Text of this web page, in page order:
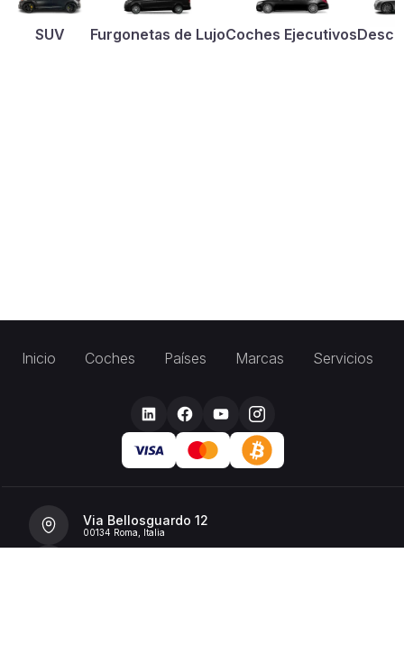
SUV Furgonetas de LujoCoches Ejecutivos
Inicio Coches Países Marcas Servicios
Via Bellosguardo 12
00134 Roma, Italia